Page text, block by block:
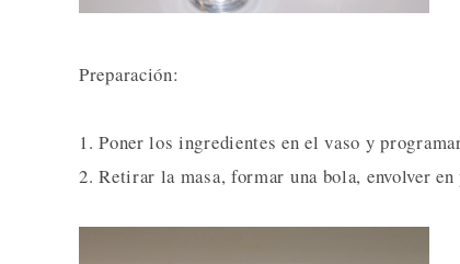
Preparación:
1. Poner los ingredientes en el vaso y
2. Retirar la masa, formar una bola, envolver